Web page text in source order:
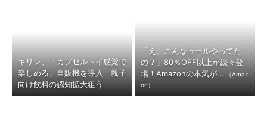
キリン、「カプセルトイ感覚で
楽しめる」自販機を導入 親子
向け飲料の認知拡大狙う
「え、こんなセールやってた
の？」80％OFF以上が続々登
場！Amazonの本気が...
（Amaz
on）